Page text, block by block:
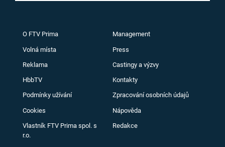
O FTV Prima Management
Volná místa Press
Reklama Castingy a výzvy
HbbTV Kontakty
Podmínky užívání Zpracování osobních údajů
Cookies Nápověda
Vlastník FTV Prima spol. s
r.o.
Redakce